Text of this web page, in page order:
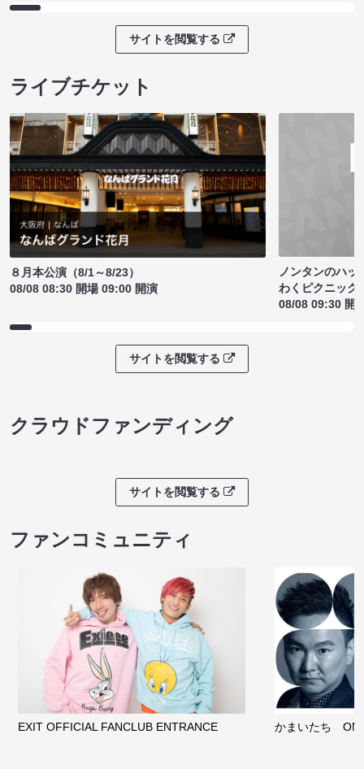
サイトを閲覧する
ライブチケット
８月本公演（8/1～8/23）
08/08 08:30 開場 09:00 開演
ノンタンのハッ
わくピクニック
08/08 09:30 開
サイトを閲覧する
クラウドファンディング
サイトを閲覧する
ファンコミュニティ
EXIT OFFICIAL FANCLUB ENTRANCE かまいたち